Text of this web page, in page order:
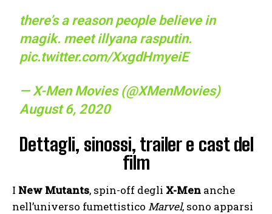
there’s a reason people believe in
magik. meet illyana rasputin.
pic.twitter.com/XxgdHmyeiE
— X-Men Movies (@XMenMovies)
August 6, 2020
Dettagli, sinossi, trailer e cast del
film
I New Mutants, spin-off degli X-Men anche
nell’universo fumettistico Marvel, sono apparsi